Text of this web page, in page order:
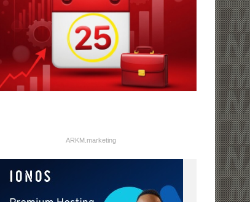
ARKM.marketing